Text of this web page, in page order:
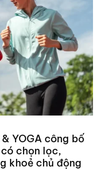
YOGA công bố
chọn lọc,
khoẻ chủ động